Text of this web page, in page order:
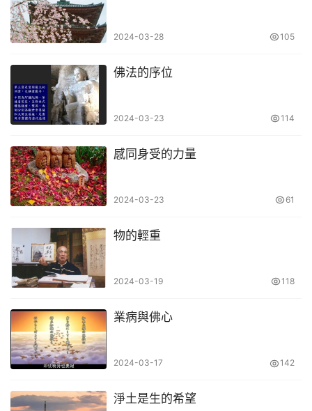
2024-03-28 105
佛法的序位
2024-03-23 114
感同身受的力量
2024-03-23 61
物的輕重
2024-03-19 118
業病與佛心
2024-03-17 142
淨土是生的希望